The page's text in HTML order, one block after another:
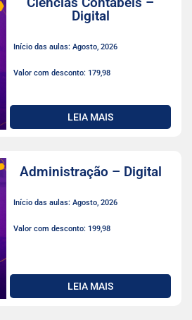
Digital
Início das aulas: Agosto, 2026
Valor com desconto: 179,98
LEIA MAIS
Administração – Digital
Início das aulas: Agosto, 2026
Valor com desconto: 199,98
LEIA MAIS